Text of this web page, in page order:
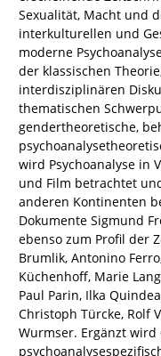
Sexualität, Macht und
interkulturellen und
moderne
der klassischen
interdisziplinären
thematischen
gendertheoretische,
wird Psychoanalyse in
und Film betrachtet
anderen Kontinenten
Dokumente Sigmund
ebenso zum Profil der
Brumlik, Antonino
Küchenhoff, Marie
Paul Parin, Ilka
Christoph Türcke, Rolf
Wurmser. Ergänzt wird